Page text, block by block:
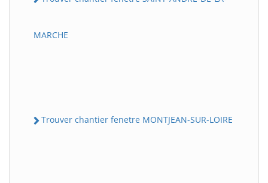
MARCHE
Trouver chantier fenetre MONTJEAN-SUR-LOIRE